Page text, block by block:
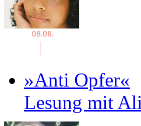
»Anti Opfer«
Lesung mit